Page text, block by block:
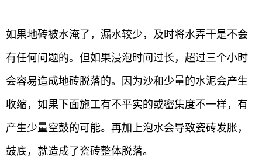
如果地砖被水淹了，漏水较少，及时将水弄干是不会
有任何问题的。但如果浸泡时间过长，超过三个小时
会容易造成地砖脱落的。因为沙和少量的水泥会产生
收缩，如果下面施工有不平实的或密集度不一样，有
产生少量空鼓的可能。再加上泡水会导致瓷砖发胀，
鼓底，就造成了瓷砖整体脱落。